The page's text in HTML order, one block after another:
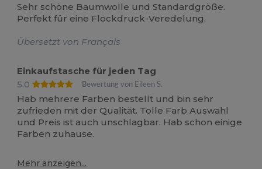
Sehr schöne Baumwolle und Standardgröße.
Perfekt für eine Flockdruck-Veredelung.
Übersetzt von Français
Einkaufstasche für jeden Tag
5.0
Bewertung von Eileen S.
Hab mehrere Farben bestellt und bin sehr
zufrieden mit der Qualität. Tolle Farb Auswahl
und Preis ist auch unschlagbar. Hab schon einige
Farben zuhause.
Mehr anzeigen...